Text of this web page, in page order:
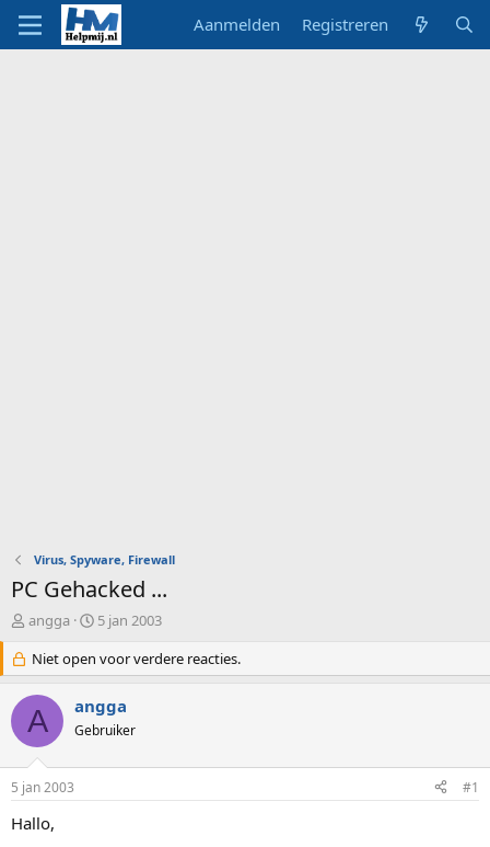
Aanmelden Registreren
Virus, Spyware, Firewall
PC Gehacked ...
O
d
e
r
w
e
s
t
a
angga
S
a
r
d
a
m
5 jan 2003
Niet open voor verdere reacties.
A angga
Gebruiker
5 jan 2003 #1
Hallo,